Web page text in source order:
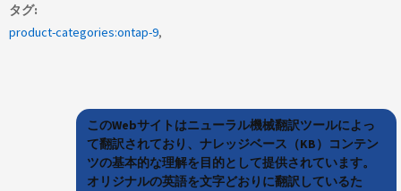
タグ
product-categories:ontap-9
このWebサイトはニューラル機械翻訳ツールによっ
て翻訳されており、ナレッジベース（KB）コンテン
ツの基本的な理解を目的として提供されています。
オリジナルの英語を文字どおりに翻訳しているた